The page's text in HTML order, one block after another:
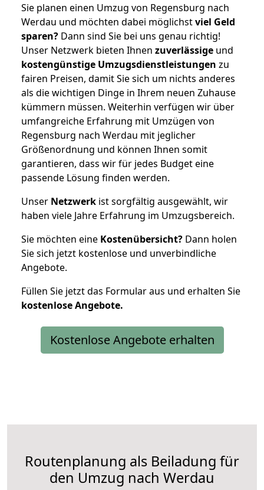
Sie planen einen Umzug von Regensburg nach
Werdau und möchten dabei möglichstviel Geld
sparen? Dann sind Sie bei uns genau richtig!
Unser Netzwerk bieten Ihnen zuverlässige und
kostengünstige Umzugsdienstleistungen zu
fairen Preisen, damit Sie sich um nichts anderes
als die wichtigen Dinge in Ihrem neuen Zuhause
kümmern müssen. Weiterhin verfügen wir über
umfangreiche Erfahrung mit Umzügen von
Regensburg nach Werdau mit jeglicher
Größenordnung und können Ihnen somit
garantieren, dass wir für jedes Budget eine
passende Lösung finden werden.
Unser Netzwerk ist sorgfältig ausgewählt, wir
haben viele Jahre Erfahrung im Umzugsbereich.
Sie möchten eine Kostenübersicht? Dann holen
Sie sich jetzt kostenlose und unverbindliche
Angebote.
Füllen Sie jetzt das Formular aus und erhalten Sie
kostenloseAngebote.
Kostenlose Angebote erhalten
Routenplanung als Beiladung für
den Umzug nach Werdau